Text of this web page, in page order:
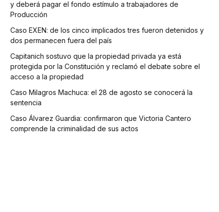
y deberá pagar el fondo estímulo a trabajadores de
Producción
Caso EXEN: de los cinco implicados tres fueron detenidos y
dos permanecen fuera del país
Capitanich sostuvo que la propiedad privada ya está
protegida por la Constitución y reclamó el debate sobre el
acceso a la propiedad
Caso Milagros Machuca: el 28 de agosto se conocerá la
sentencia
Caso Álvarez Guardia: confirmaron que Victoria Cantero
comprende la criminalidad de sus actos